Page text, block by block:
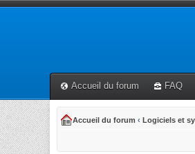
Accueil du forum FAQ
Accueil du forum ‹ Logiciels et